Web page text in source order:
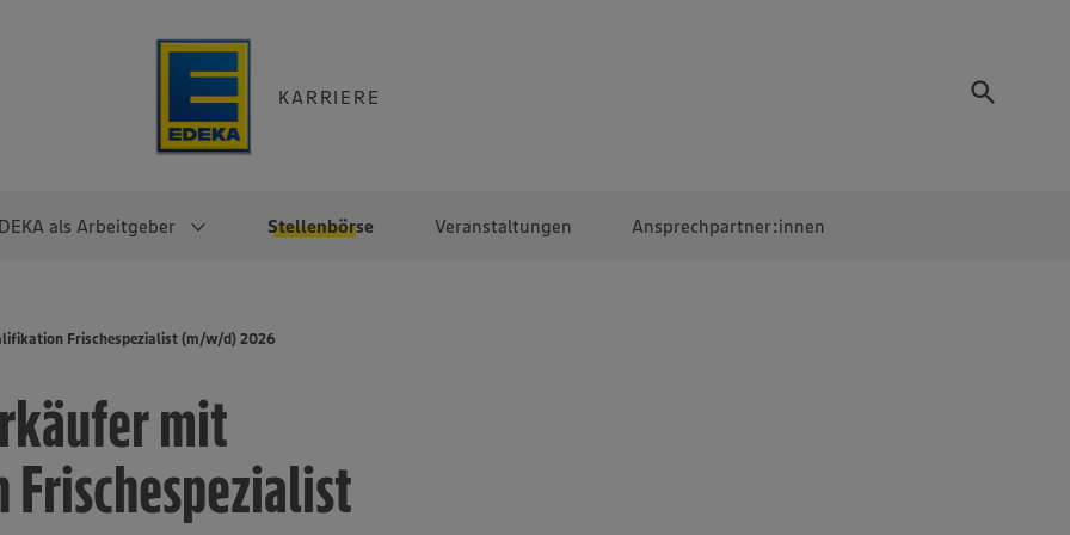
KARRIERE
als Arbeitgeber Stellenbörse Veranstaltungen Ansprechpartner:innen
Direkteinstieg
Noch Fragen?
Überblick
EDEKA Fruchtkontor
EDEKA Foodservice
EDEKA-
Frischespezialist (m/w/d) 2026
mit